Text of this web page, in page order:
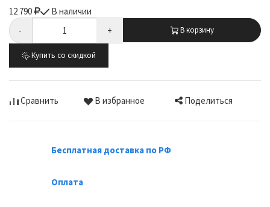
12 790
В наличии
-
+ В корзину
Купить со скидкой
Сравнить В избранное Поделиться
Бесплатная доставка по РФ
Оплата